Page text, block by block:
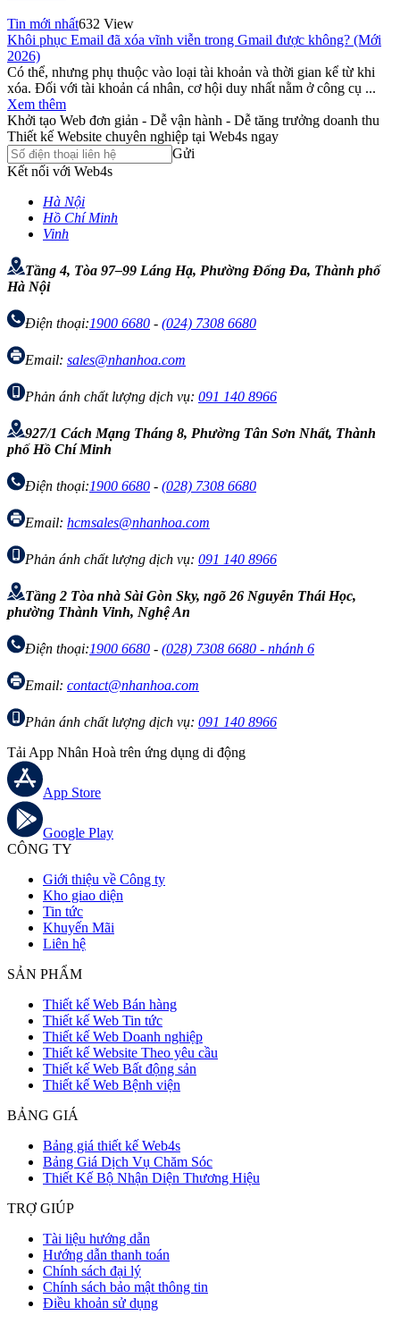
Tin mới nhất632 View
Khôi phục Email đã xóa vĩnh viễn trong Gmail được không? (Mới
2026)
Có thể, nhưng phụ thuộc vào loại tài khoản và thời gian kể từ khi
xóa. Đối với tài khoản cá nhân, cơ hội duy nhất nằm ở công cụ ...
Xem thêm
Khởi tạo Web đơn giản - Dễ vận hành - Dễ tăng trưởng doanh thu
Thiết kế Website chuyên nghiệp tại Web4s ngay
Gửi
Kết nối với Web4s
Hà Nội
Hồ Chí Minh
Vinh
Tầng 4, Tòa 97–99 Láng Hạ, Phường Đống Đa, Thành phố
Hà Nội
Điện thoại:1900 6680 - (024) 7308 6680
Email: sales@nhanhoa.com
Phản ánh chất lượng dịch vụ: 091 140 8966
927/1 Cách Mạng Tháng 8, Phường Tân Sơn Nhất, Thành
phố Hồ Chí Minh
Điện thoại:1900 6680 - (028) 7308 6680
Email: hcmsales@nhanhoa.com
Phản ánh chất lượng dịch vụ: 091 140 8966
Tầng 2 Tòa nhà Sài Gòn Sky, ngõ 26 Nguyễn Thái Học,
phường Thành Vinh, Nghệ An
Điện thoại:1900 6680 - (028) 7308 6680 - nhánh 6
Email: contact@nhanhoa.com
Phản ánh chất lượng dịch vụ: 091 140 8966
Tải App Nhân Hoà trên ứng dụng di động
App Store
Google Play
CÔNG TY
Giới thiệu về Công ty
Kho giao diện
Tin tức
Khuyến Mãi
Liên hệ
SẢN PHẨM
Thiết kế Web Bán hàng
Thiết kế Web Tin tức
Thiết kế Web Doanh nghiệp
Thiết kế Website Theo yêu cầu
Thiết kế Web Bất động sản
Thiết kế Web Bệnh viện
BẢNG GIÁ
Bảng giá thiết kế Web4s
Bảng Giá Dịch Vụ Chăm Sóc
Thiết Kế Bộ Nhận Diện Thương Hiệu
TRỢ GIÚP
Tài liệu hướng dẫn
Hướng dẫn thanh toán
Chính sách đại lý
Chính sách bảo mật thông tin
Điều khoản sử dụng